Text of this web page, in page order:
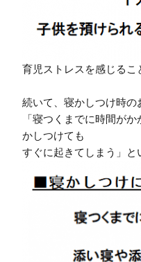
育児ストレスを感じるこ
続いて、寝かしつけ時の
「寝つくまでに時間が
かしつけても
すぐに起きてしまう」と